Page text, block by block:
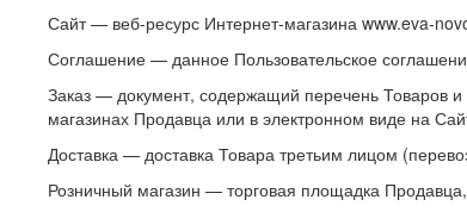
Сайт — веб-ресурс Интернет-магазина www.eva-
Соглашение — данное Пользовательское
Заказ — документ, содержащий перечень Товаров
магазинах Продавца или в электронном виде на
Доставка — доставка Товара третьим лицом
Розничный магазин — торговая площадка